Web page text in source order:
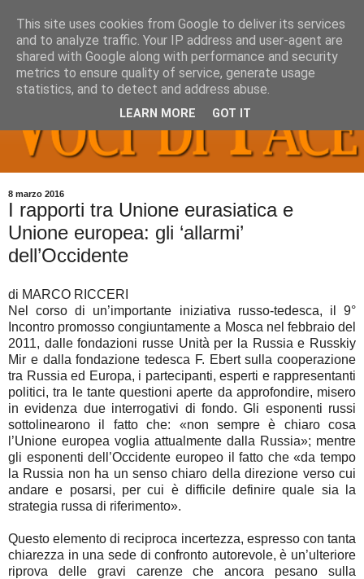
8 marzo 2016
I rapporti tra Unione eurasiatica e
Unione europea: gli ‘allarmi’
dell’Occidente
di MARCO RICCERI
Nel corso di un’importante iniziativa russo-tedesca, il 9°
Incontro promosso congiuntamente a Mosca nel febbraio del
2011, dalle fondazioni russe Unità per la Russia e Russkiy
Mir e dalla fondazione tedesca F. Ebert sulla cooperazione
tra Russia ed Europa, i partecipanti, esperti e rappresentanti
politici, tra le tante questioni aperte da approfondire, misero
in evidenza due interrogativi di fondo. Gli esponenti russi
sottolinearono il fatto che: «non sempre è chiaro cosa
l’Unione europea voglia attualmente dalla Russia»; mentre
gli esponenti dell’Occidente europeo il fatto che «da tempo
la Russia non ha un senso chiaro della direzione verso cui
andare e posarsi, per cui è difficile definire quale sia la
strategia russa di riferimento».
Questo elemento di reciproca incertezza, espresso con tanta
chiarezza in una sede di confronto autorevole, è un’ulteriore
riprova delle gravi carenze che ancora pesano sulla
This site uses cookies from Google to deliver its services
and to analyze traffic. Your IP address and user-agent are
shared with Google along with performance and security
metrics to ensure quality of service, generate usage
statistics, and to detect and address abuse.
LEARN MORE GOT IT